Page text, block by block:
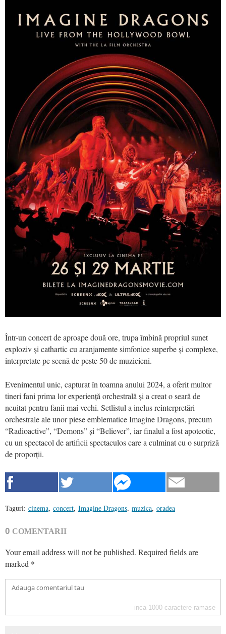
Într-un concert de aproape două ore, trupa îmbină propriul sunet
exploziv și cathartic cu aranjamente simfonice superbe și complexe,
interpretate pe scenă de peste 50 de muzicieni.
Evenimentul unic, capturat în toamna anului 2024, a oferit multor
tineri fani prima lor experiență orchestrală și a creat o seară de
neuitat pentru fanii mai vechi. Setlistul a inclus reinterpretări
orchestrale ale unor piese emblematice Imagine Dragons, precum
“Radioactive”, “Demons” și “Believer”, iar finalul a fost apoteotic,
cu un spectacol de artificii spectaculos care a culminat cu o surpriză
de proporții.
Taguri: cinema, concert, Imagine Dragons, muzica, oradea
0 COMENTARII
Your email address will not be published. Required fields are
marked *
inca 1000 caractere ramase